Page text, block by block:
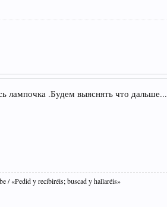
лампочка .Будем выяснять что дальше...
/ «Pedid y recibiréis; buscad y hallaréis»